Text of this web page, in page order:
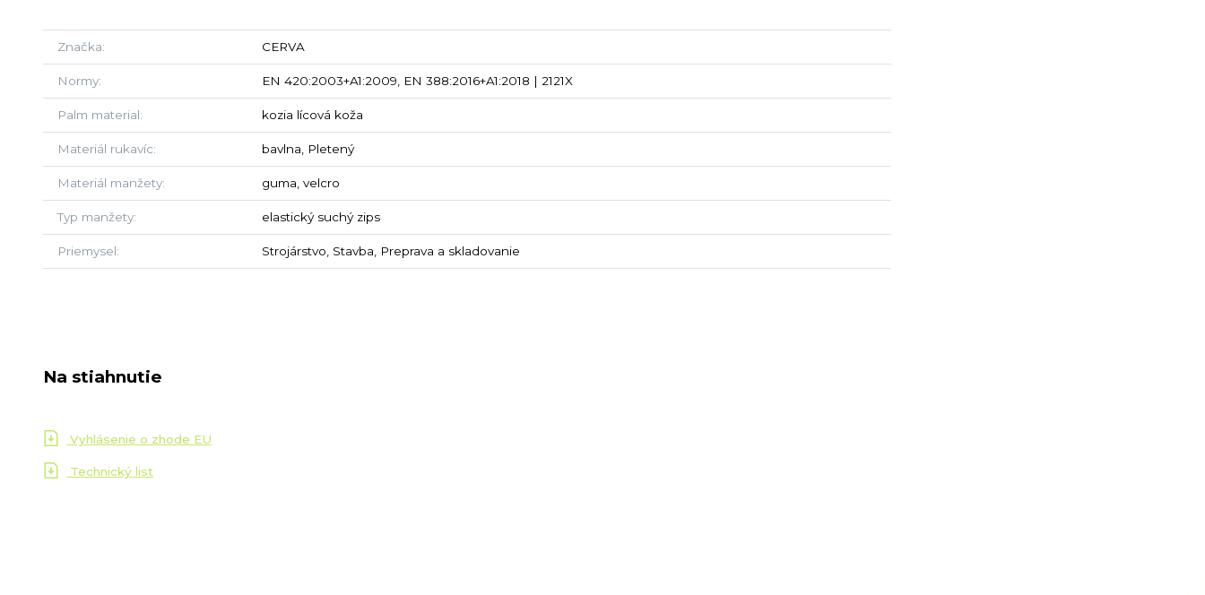
Značka CERVA
Normy EN 420:2003+A1:2009, EN 388:2016+A1:2018 | 2121X
Palm material kozia lícová koža
Materiál rukavíc bavlna, Pletený
Materiál manžety guma, velcro
Typ manžety elastický suchý zips
Priemysel Strojárstvo, Stavba, Preprava a skladovanie
Na stiahnutie
Vyhlásenie o zhode EU
Technický list